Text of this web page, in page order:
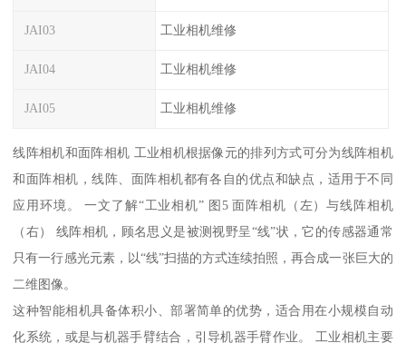
JAI03 工业相机维修
JAI04 工业相机维修
JAI05 工业相机维修
线阵相机和面阵相机 工业相机根据像元的排列方式可分为线阵相机
和面阵相机，线阵、面阵相机都有各自的优点和缺点，适用于不同
应用环境。 一文了解“工业相机” 图5 面阵相机（左）与线阵相机
（右） 线阵相机，顾名思义是被测视野呈“线”状，它的传感器通常
只有一行感光元素，以“线”扫描的方式连续拍照，再合成一张巨大的
二维图像。
这种智能相机具备体积小、部署简单的优势，适合用在小规模自动
化系统，或是与机器手臂结合，引导机器手臂作业。 工业相机主要